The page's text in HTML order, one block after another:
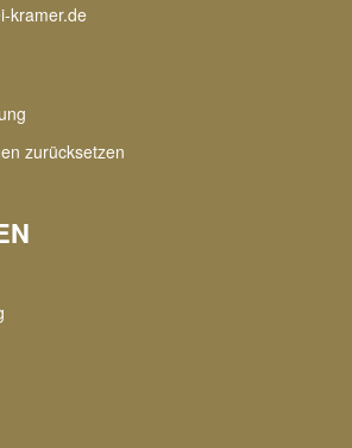
kramer.de
zurücksetzen